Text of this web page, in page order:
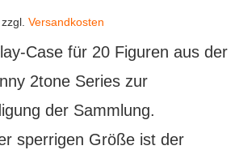
zzgl. Versandkosten
Case für 20 Figuren aus der
2tone Series zur
der Sammlung.
sperrigen Größe ist der